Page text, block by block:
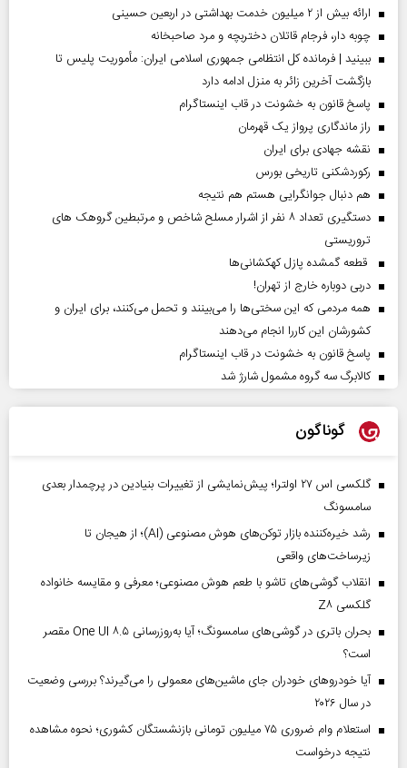
ارائه بیش از ۲ میلیون خدمت بهداشتی در اربعین حسینی
چوبه دار، فرجام قاتلان دختربچه و مرد صاحبخانه
ببینید | فرمانده کل انتظامی جمهوری اسلامی ایران­: مأموریت پلیس تا
بازگشت آخرین زائر به منزل ادامه دارد
پاسخ قانون به خشونت در قاب اینستاگرام
راز ماندگاری پرواز یک قهرمان
نقشه جهادی برای ایران
رکوردشکنی تاریخی بورس
هم دنبال جوانگرایی هستم هم نتیجه
دستگیری تعداد ۸ نفر از اشرار مسلح شاخص و مرتبطین گروهک های
تروریستی
قطعه گمشده پازل کهکشانی‌ها
دربی دوباره خارج از تهران!
همه مردمی که این سختی‌ها را می‌بینند و تحمل می‌کنند، برای ایران و
کشورشان این کاررا انجام می‌دهند
پاسخ قانون به خشونت در قاب اینستاگرام
کالابرگ سه گروه مشمول شارژ شد
گوناگون
گلکسی اس ۲۷ اولترا؛ پیش‌نمایشی از تغییرات بنیادین در پرچمدار بعدی
سامسونگ
رشد خیره‌کننده بازار توکن‌های هوش مصنوعی (AI)؛ از هیجان تا
زیرساخت‌های واقعی
انقلاب گوشی‌های تاشو‌ با طعم هوش مصنوعی؛ معرفی و مقایسه خانواده
گلکسی Z۸
بحران باتری در گوشی‌های سامسونگ؛ آیا به‌روزرسانی One UI ۸.۵ مقصر
است؟
آیا خودروهای خودران جای ماشین‌های معمولی را می‌گیرند؟ بررسی وضعیت
در سال ۲۰۲۶
استعلام وام ضروری ۷۵ میلیون تومانی بازنشستگان کشوری؛ نحوه مشاهده
نتیجه درخواست